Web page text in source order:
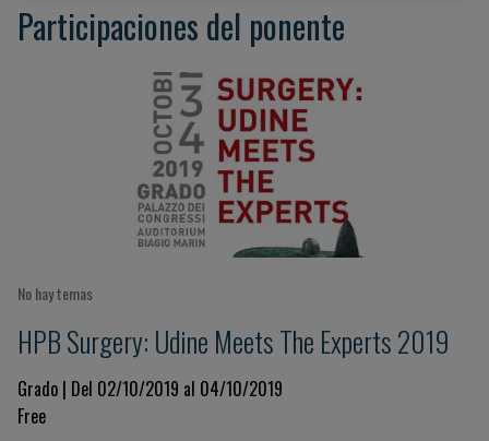
Participaciones del ponente
No hay temas
HPB Surgery: Udine Meets The Experts 2019
Grado | Del 02/10/2019 al 04/10/2019
Free